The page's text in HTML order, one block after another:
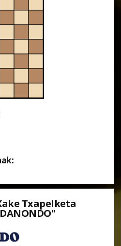
Txapelketa